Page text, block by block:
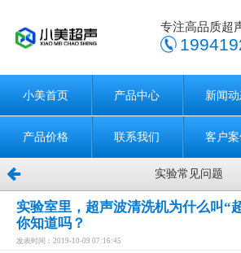
专注高品质超
小美首页 产品中心 新闻
产品价格 联系我们 客户案
实验常见问题
实验室里，超声波清洗机为什么叫“
你知道吗？
发表时间：2019-10-09 07:16:45